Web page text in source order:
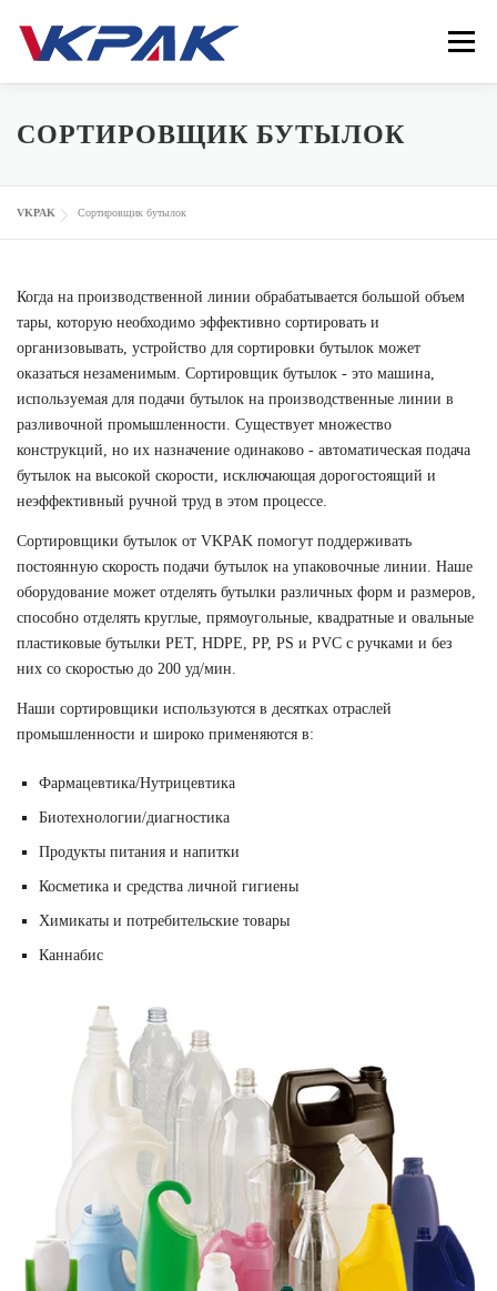
содержимому
Меню
ГЛАВНАЯ
ФАСОВОЧНО УПАКОВОЧНАЯ МАШИНА
ОТРАСЛИ VKPAK РЕСУРСЫ КОНТАКТЫ
LANGUAGE
СОРТИРОВЩИК БУТЫЛОК
VKPAK Сортировщик бутылок
Когда на производственной линии обрабатывается большой объем
тары, которую необходимо эффективно сортировать и
организовывать, устройство для сортировки бутылок может
оказаться незаменимым. Сортировщик бутылок - это машина,
используемая для подачи бутылок на производственные линии в
разливочной промышленности. Существует множество
конструкций, но их назначение одинаково - автоматическая подача
бутылок на высокой скорости, исключающая дорогостоящий и
неэффективный ручной труд в этом процессе.
Сортировщики бутылок от VKPAK помогут поддерживать
постоянную скорость подачи бутылок на упаковочные линии. Наше
оборудование может отделять бутылки различных форм и размеров,
способно отделять круглые, прямоугольные, квадратные и овальные
пластиковые бутылки PET, HDPE, PP, PS и PVC с ручками и без
них со скоростью до 200 уд/мин.
Наши сортировщики используются в десятках отраслей
промышленности и широко применяются в:
Фармацевтика/Нутрицевтика
Биотехнологии/диагностика
Продукты питания и напитки
Косметика и средства личной гигиены
Химикаты и потребительские товары
Каннабис